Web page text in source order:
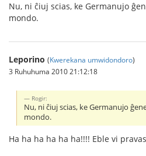
Nu, ni ĉiuj scias, ke Germanujo
mondo.
Leporino (Kwerekana umwidondoro)
3 Ruhuhuma 2010 21:12:18
Rogir:
Nu, ni ĉiuj scias, ke Germanujo
mondo.
Ha ha ha ha ha ha!!!! Eble vi